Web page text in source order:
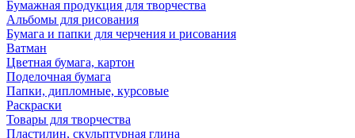
Бумажная продукция для творчества
Альбомы для рисования
Бумага и папки для черчения и рисования
Ватман
Цветная бумага, картон
Поделочная бумага
Папки, дипломные, курсовые
Раскраски
Товары для творчества
Пластилин, скульптурная глина